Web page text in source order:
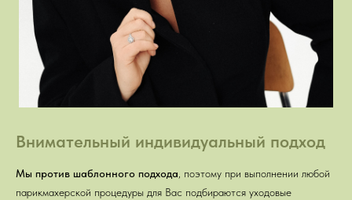
Внимательный индивидуальный подход
Мы против шаблонного подхода , поэтому при выполнении любой
парикмахерской процедуры для Вас подбираются уходовые